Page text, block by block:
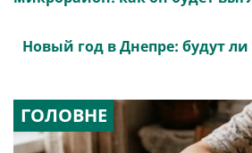
Новый год в Днепре: будут
ГОЛОВНЕ